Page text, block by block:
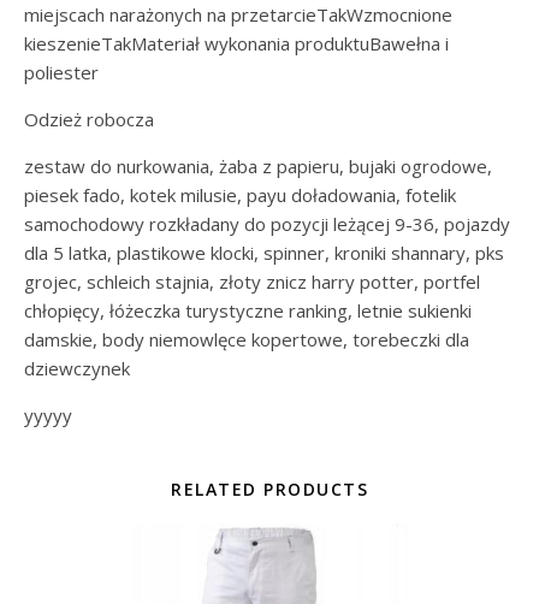
miejscach narażonych na przetarcieTakWzmocnione
kieszenieTakMateriał wykonania produktuBawełna i
poliester
Odzież robocza
zestaw do nurkowania, żaba z papieru, bujaki ogrodowe,
piesek fado, kotek milusie, payu doładowania, fotelik
samochodowy rozkładany do pozycji leżącej 9-36, pojazdy
dla 5 latka, plastikowe klocki, spinner, kroniki shannary, pks
grojec, schleich stajnia, złoty znicz harry potter, portfel
chłopięcy, łóżeczka turystyczne ranking, letnie sukienki
damskie, body niemowlęce kopertowe, torebeczki dla
dziewczynek
yyyyy
RELATED PRODUCTS